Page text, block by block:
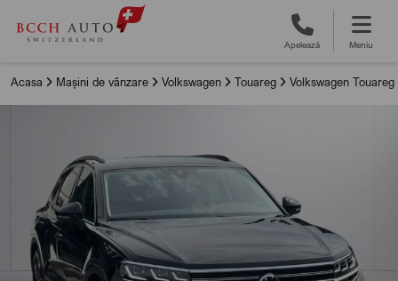
Apelează Meniu
Acasa Mașini de vânzare Volkswagen Touareg Volkswagen